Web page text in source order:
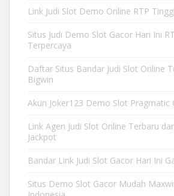
Link Judi Slot Demo Online RTP
Situs Judi Demo Slot Gacor Hari Ini
Terpercaya
Daftar Situs Bandar Judi Slot Online
Bigwin
Akun Joker123 Demo Slot Pragmatic
Link Agen Judi Slot Online Terbaru
Jackpot
Bandar Link Judi Slot Gacor Hari Ini
Situs Demo Slot Gacor Mudah